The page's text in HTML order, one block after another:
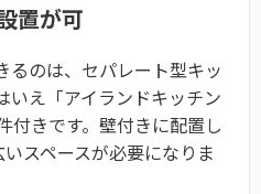
置が可
るのは、セパレート型キッ
いえ「アイランドキッチン
付きです。壁付きに配置し
スペースが必要になりま